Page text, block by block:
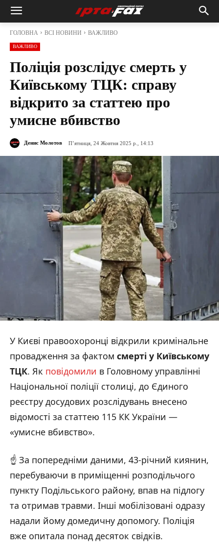
ГОЛОВНА ВСІ НОВИНИ ВАЖЛИВО
ВАЖЛИВО
Поліція розслідує смерть у
Київському ТЦК: справу
відкрито за статтею про
умисне вбивство
Денис Молотов П’ятниця, 24 Жовтня 2025 р., 14:13
У Києві правоохоронці відкрили кримінальне
провадження за фактом смерті у Київському
ТЦК. Як повідомили в Головному управлінні
Національної поліції столиці, до Єдиного
реєстру досудових розслідувань внесено
відомості за статтею 115 КК України —
«умисне вбивство».
☝️ За попередніми даними, 43-річний киянин,
перебуваючи в приміщенні розподільчого
пункту Подільського району, впав на підлогу
та отримав травми. Інші мобілізовані одразу
надали йому домедичну допомогу. Поліція
вже опитала понад десяток свідків.